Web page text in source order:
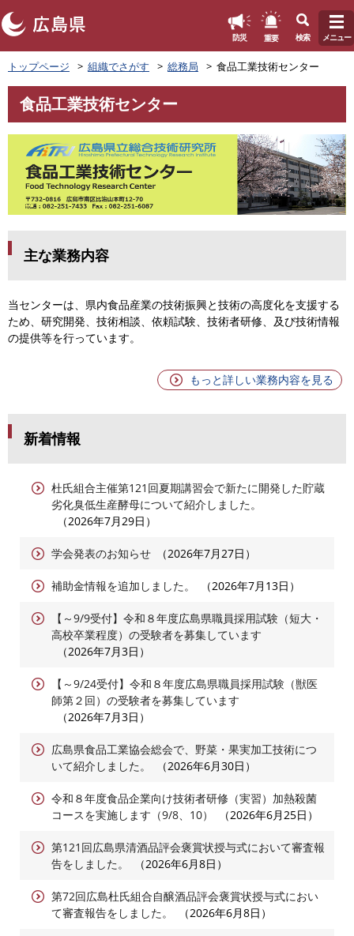
ペ
ー
ジ
先
頭
防災 重要 検索 メニュー
トップページ 組織でさがす 総務局 食品工業技術センター
文
食品工業技術センター
主な業務内容
当センターは、県内食品産業の技術振興と技術の高度化を支援する
ため、研究開発、技術相談、依頼試験、技術者研修、及び技術情報
の提供等を行っています。
もっと詳しい業務内容を見る
新着情報
杜氏組合主催第121回夏期講習会で新たに開発した貯蔵
劣化臭低生産酵母について紹介しました。
2026年7月29日
学会発表のお知らせ 2026年7月27日
補助金情報を追加しました。 2026年7月13日
【～9/9受付】令和８年度広島県職員採用試験（短大・
高校卒業程度）の受験者を募集しています
2026年7月3日
【～9/24受付】令和８年度広島県職員採用試験（獣医
師第２回）の受験者を募集しています
2026年7月3日
広島県食品工業協会総会で、野菜・果実加工技術につ
いて紹介しました。
2026年6月30日
令和８年度食品企業向け技術者研修（実習）加熱殺菌
コースを実施します（9/8、10）
2026年6月25日
第121回広島県清酒品評会褒賞状授与式において審査報
告をしました。
2026年6月8日
第72回広島杜氏組合自醸酒品評会褒賞状授与式におい
て審査報告をしました。
2026年6月8日